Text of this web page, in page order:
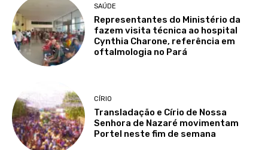
SAÚDE
Representantes do Ministério da
fazem visita técnica ao hospital
Cynthia Charone, referência em
oftalmologia no Pará
CÍRIO
Transladação e Círio de Nossa
Senhora de Nazaré movimentam
Portel neste fim de semana